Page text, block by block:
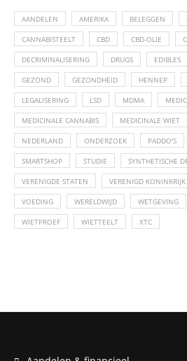
AANDELEN AMERIKA BELEGGEN
CANNABISTEELT CBD CBD-OLIE
DECRIMINALISERING DRUGS EDIBLES
GEZOND GEZONDHEID HENNEP
LEGALISERING LSD MDMA
MEDICINALE CANNABIS MEDICINALE WIET
NEDERLAND ONDERZOEK PADDO'S
SMARTSHOP STUDIE SYNTHETISCHE
VERENIGDE STATEN VERENIGD KONINKRIJK
VOEDING WERELDWIJD WETGEVING
WIETPROEF WIETTEELT XTC